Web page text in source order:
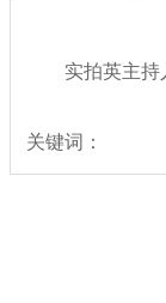
实拍英主持人
关键词：